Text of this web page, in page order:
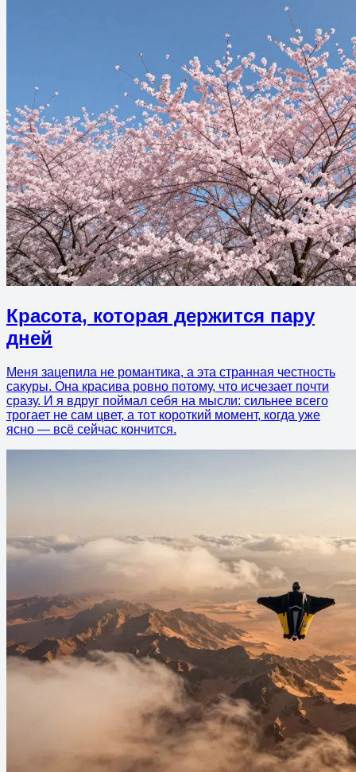
Красота, которая держится пару
дней
Меня зацепила не романтика, а эта странная честность
сакуры. Она красива ровно потому, что исчезает почти
сразу. И я вдруг поймал себя на мысли: сильнее всего
трогает не сам цвет, а тот короткий момент, когда уже
ясно — всё сейчас кончится.